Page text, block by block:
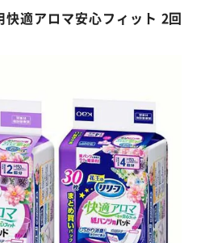
快適アロマ安心フィット 2回
購入手続きへ